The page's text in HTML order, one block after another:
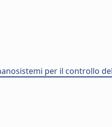
per il controllo